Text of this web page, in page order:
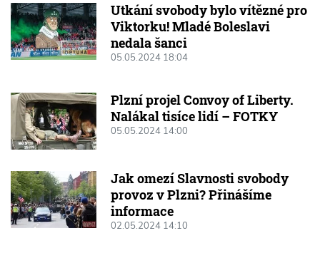
Utkání svobody bylo vítězné pro
Viktorku! Mladé Boleslavi
nedala šanci
05.05.2024 18:04
Plzní projel Convoy of Liberty.
Nalákal tisíce lidí – FOTKY
05.05.2024 14:00
Jak omezí Slavnosti svobody
provoz v Plzni? Přinášíme
informace
02.05.2024 14:10